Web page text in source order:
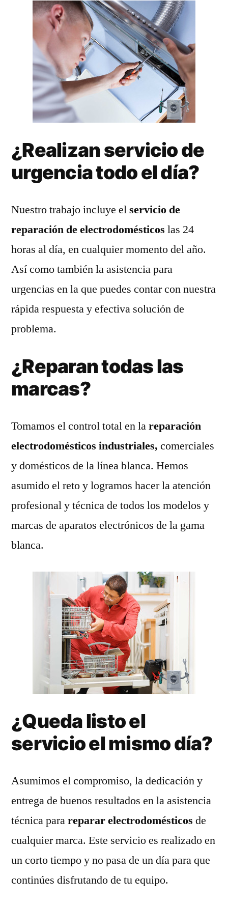
¿Realizan servicio de
urgencia todo el día?
Nuestro trabajo incluye elservicio de
reparación de electrodomésticos las 24
horas al día, en cualquier momento del año.
Así como también la asistencia para
urgencias en la que puedes contar con nuestra
rápida respuesta y efectiva solución de
problema.
¿Reparan todas las
marcas?
Tomamos el control total en lareparación
electrodomésticos industriales, comerciales
y domésticos de la línea blanca. Hemos
asumido el reto y logramos hacer la atención
profesional y técnica de todos los modelos y
marcas de aparatos electrónicos de la gama
blanca.
¿Queda listo el
servicio el mismo día?
Asumimos el compromiso, la dedicación y
entrega de buenos resultados en la asistencia
técnica parareparar electrodomésticos de
cualquier marca. Este servicio es realizado en
un corto tiempo y no pasa de un día para que
continúes disfrutando de tu equipo.